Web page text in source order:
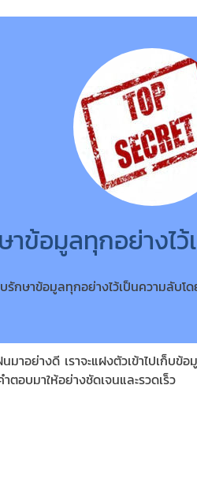
าข้อมูลทุกอย่างไ
รักษาข้อมูลทุกอย่างไว้เป็นความลับ
อย่างดี เราจะแฝงตัวเข้าไปเก็บข้อ
อบมาให้อย่างชัดเจนและรวดเร็ว